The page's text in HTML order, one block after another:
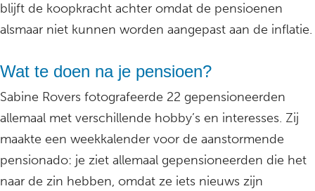
blijft de koopkracht achter omdat de pensioenen
alsmaar niet kunnen worden aangepast aan de inflatie.
Wat te doen na je pensioen?
Sabine Rovers fotografeerde 22 gepensioneerden
allemaal met verschillende hobby’s en interesses. Zij
maakte een weekkalender voor de aanstormende
pensionado: je ziet allemaal gepensioneerden die het
naar de zin hebben, omdat ze iets nieuws zijn